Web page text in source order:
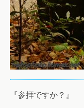
『参拝ですか？』